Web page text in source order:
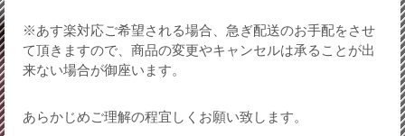
※あす楽対応ご希望される場合、急ぎ配送のお手配をさせ
て頂きますので、商品の変更やキャンセルは承ることが出
来ない場合が御座います。
あらかじめご理解の程宜しくお願い致します。